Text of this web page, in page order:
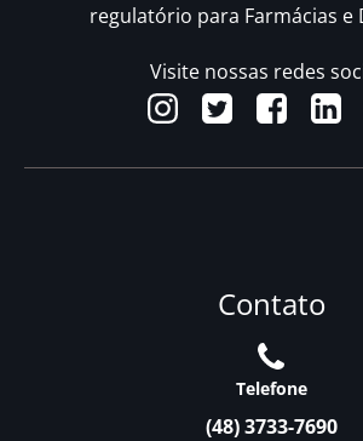
regulatório para Farmácias e
Visite nossas redes
Contato
Telefone
(48) 3733-7690